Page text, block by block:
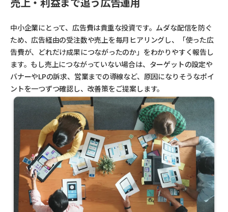
中小企業にとって、広告費は貴重な投資です。ムダな配信を防ぐ
ため、広告経由の受注数や売上を毎月ヒアリングし、「使った広
告費が、どれだけ成果につながったのか」をわかりやすく報告し
ます。もし売上につながっていない場合は、ターゲットの設定や
バナーやLPの訴求、営業までの導線など、原因になりそうなポイ
ントを一つずつ確認し、改善策をご提案します。